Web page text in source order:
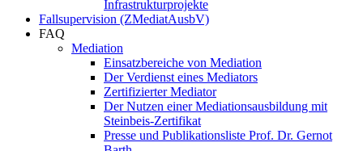
Infrastrukturprojekte
Fallsupervision (ZMediatAusbV)
FAQ
Mediation
Einsatzbereiche von Mediation
Der Verdienst eines Mediators
Zertifizierter Mediator
Der Nutzen einer Mediationsausbildung mit
Steinbeis-Zertifikat
Presse und Publikationsliste Prof. Dr. Gernot